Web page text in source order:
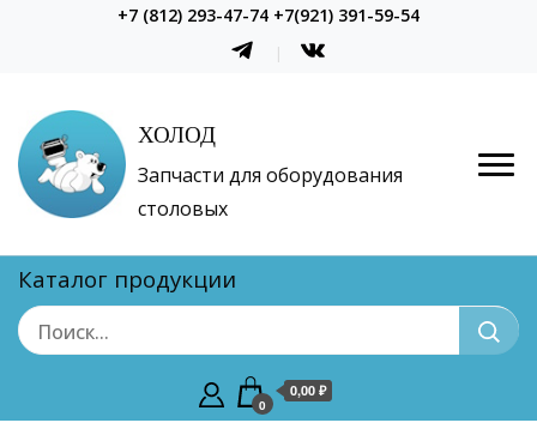
+7 (812) 293-47-74 +7(921) 391-59-54
ХОЛОД
Запчасти для оборудования
столовых
Каталог продукции
0
0,00 ₽